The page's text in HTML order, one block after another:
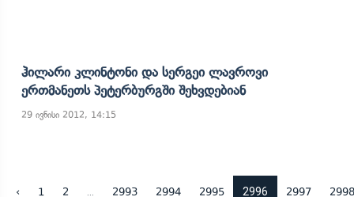
Ჰილარი Კლინტონი Და Სერგეი Ლავროვი
Ერთმანეთს Პეტერბურგში Შეხვდებიან
29 ივნისი 2012, 14:15
‹ 1 2 2993 2994 2995 2996 2997 2998